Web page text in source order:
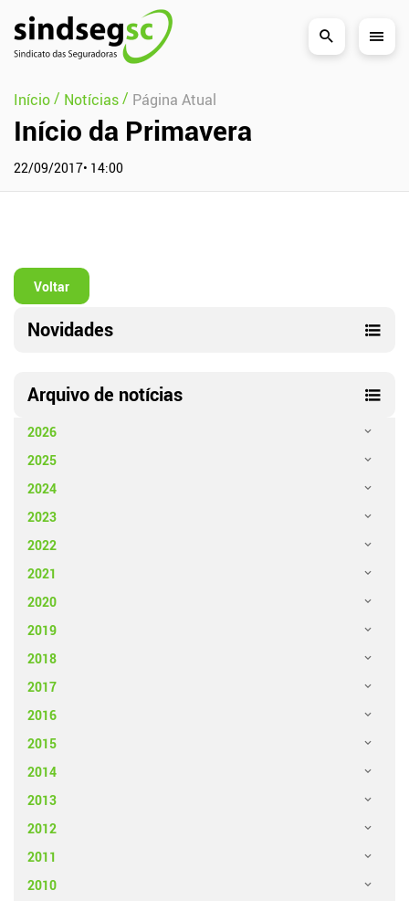
Pular Navegação (s)
Início/ Notícias/ Página Atual
Início da Primavera
22/09/2017• 14:00
Voltar
Novidades
Arquivo de notícias
2026
2025
2024
2023
2022
2021
2020
2019
2018
2017
2016
2015
2014
2013
2012
2011
2010